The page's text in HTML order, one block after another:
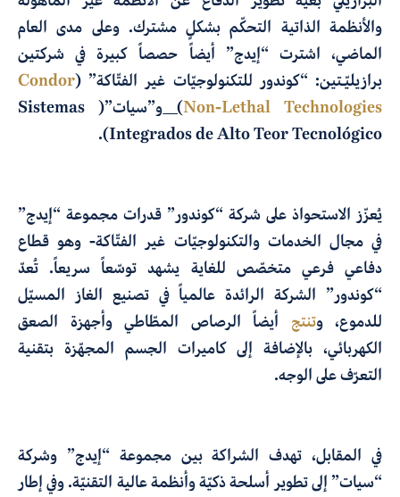
والأنظمة الذاتية التحكّم بشكلٍ مشترك. وعلى مدى العام
الماضي، اشترت “إيدج” أيضاً حصصاً كبيرة في شركتين
برازيليّـتين: “كوندور للتكنولوجيّات غير الفتّاكة” (Condor
Non-Lethal Technologies
)
و”سيات”( Sistemas
Integrados de Alto Teor Tecnológico).
يُعزّز الاستحواذ على شركة “كوندور” قدرات مجموعة “إيدج”
في مجال الخدمات والتكنولوجيّات غير الفتّاكة- وهو قطاع
دفاعي فرعي متخصّص للغاية يشهد توسّعاً سريعاً. تُعدّ
“كوندور” الشركة الرائدة عالمياً في تصنيع الغاز المسيّل
للدموع، وتنتج أيضاً الرصاص المطّاطي وأجهزة الصعق
الكهربائي، بالإضافة إلى كاميرات الجسم المجهّزة بتقنية
التعرّف على الوجه.
في المقابل، تهدف الشراكة بين مجموعة “إيدج” وشركة
“سيات” إلى تطوير أسلحة ذكيّة وأنظمة عالية التقنيّة. وفي إطار